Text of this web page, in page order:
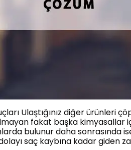
Ulaştığınız diğer
fakat başka kimyasallar
bulunur daha sonrasında
saç kaybına kadar giden